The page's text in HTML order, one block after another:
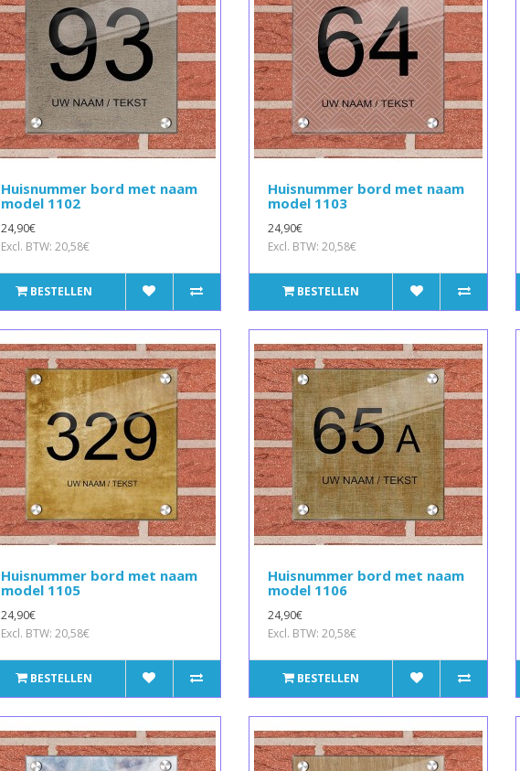
Huisnummer bord met naam
model 1102
24,90€
Excl. BTW: 20,58€
BESTELLEN
Huisnummer bord met naam
model 1103
24,90€
Excl. BTW: 20,58€
BESTELLEN
Huisnummer bord met naam
model 1105
24,90€
Excl. BTW: 20,58€
BESTELLEN
Huisnummer bord met naam
model 1106
24,90€
Excl. BTW: 20,58€
BESTELLEN